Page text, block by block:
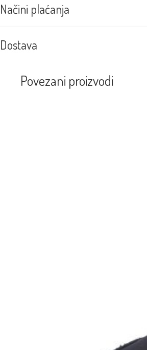
Načini plaćanja
Dostava
Povezani proizvodi